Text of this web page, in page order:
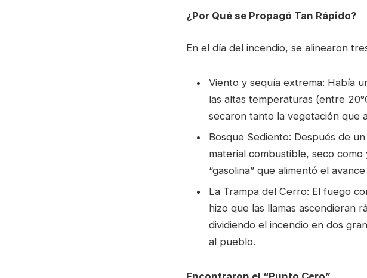
¿Por Qué se Propagó Tan Rápido?
En el día del incendio, se alinearon
Viento y sequía extrema: Había
las altas temperaturas (entre
secaron tanto la vegetación que
Bosque Sediento: Después de
material combustible, seco
“gasolina” que alimentó el
La Trampa del Cerro: El fuego
hizo que las llamas ascendieran
dividiendo el incendio en dos
al pueblo.